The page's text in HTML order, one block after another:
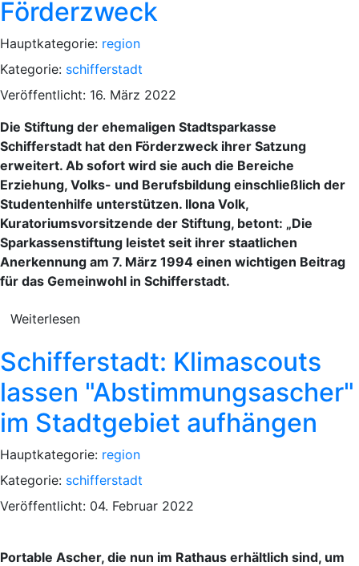
Förderzweck
Hauptkategorie: region
Kategorie: schifferstadt
Veröffentlicht: 16. März 2022
Die Stiftung der ehemaligen Stadtsparkasse
Schifferstadt hat den Förderzweck ihrer Satzung
erweitert. Ab sofort wird sie auch die Bereiche
Erziehung, Volks- und Berufsbildung einschließlich der
Studentenhilfe unterstützen. Ilona Volk,
Kuratoriumsvorsitzende der Stiftung, betont: „Die
Sparkassenstiftung leistet seit ihrer staatlichen
Anerkennung am 7. März 1994 einen wichtigen Beitrag
für das Gemeinwohl in Schifferstadt.
Weiterlesen
Schifferstadt: Klimascouts
lassen "Abstimmungsascher"
im Stadtgebiet aufhängen
Hauptkategorie: region
Kategorie: schifferstadt
Veröffentlicht: 04. Februar 2022
Portable Ascher, die nun im Rathaus erhältlich sind, um